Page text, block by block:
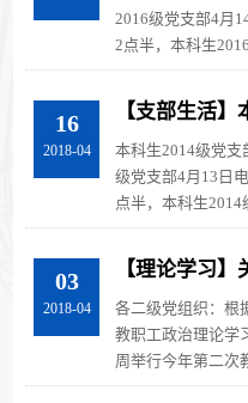
2016级党支部4月
2点半，本科生
2018年4月组织生
16
2018-04
【支部生活】
题党日生活会
本科生2014级党
级党支部4月13日
点半，本科生2014
了4月份主题党日
03
2018-04
【理论学习】
政治理论学习
各二级党组织：根
教职工政治理论学
周举行今年第二次
排通知如下：一、